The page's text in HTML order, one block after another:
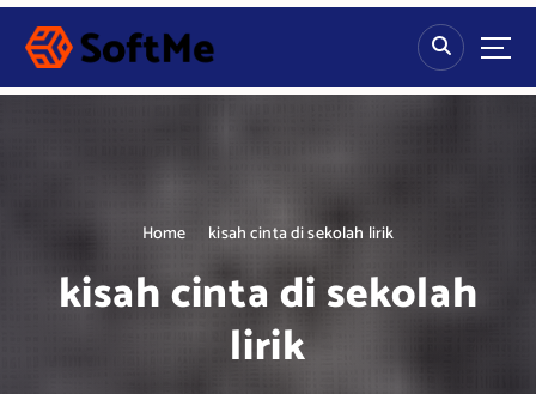
S
p
Home kisah cinta di sekolah lirik
kisah cinta di sekolah
lirik